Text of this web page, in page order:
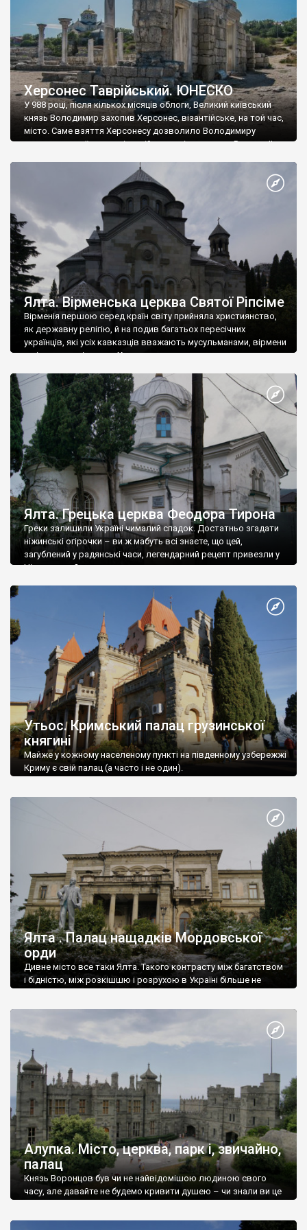
Херсонес Таврійський. ЮНЕСКО
У 988 році, після кількох місяців облоги, Великий київський
князь Володимир захопив Херсонес, візантійське, на той час,
місто. Саме взяття Херсонесу дозволило Володимиру
диктувати свої умови візантійському імператору Василю ІІ, та
Херсонесі Володимир-язичник, став Василем-християнином.
А потім було Хрещення Русі. На честь Херсонесу Таврійського
Ялта. Вірменська церква Святої Ріпсіме
Вірменія першою серед країн світу прийняла християнство,
як державну релігію, й на подив багатьох пересічних
українців, які усіх кавказців вважають мусульманами, вірмени
є відданими вірянами Христа
Ялта. Грецька церква Феодора Тирона
Греки залишили Україні чималий спадок. Достатньо згадати
ніжинські огірочки – ви ж мабуть всі знаєте, що цей,
загублений у радянські часи, легендарний рецепт привезли у
Ніжин греки?
Утьос. Кримський палац грузинської
княгині
Майже у кожному населеному пункті на південному узбережжі
Криму є свій палац (а часто і не один).
Ялта . Палац нащадків Мордовської
орди
Дивне місто все таки Ялта. Такого контрасту між багатством
і бідністю, між розкішшю і розрухою в Україні більше не
Алупка. Місто, церква, парк і, звичайно,
палац
Князь Воронцов був чи не найвідомішою людиною свого
часу, але давайте не будемо кривити душею – чи знали ви це